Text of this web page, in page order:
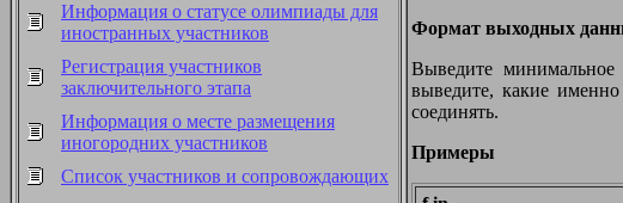
Информация о статусе олимпиады для
иностранных участников
Регистрация участников
заключительного этапа
Информация о месте размещения
иногородних участников
Список участников и сопровождающих
Формат выходных
Выведите минимальное
выведите, какие
соединять.
Примеры